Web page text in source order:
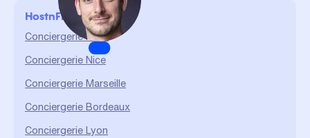
confiance et le partage sont
des valeurs qui me sont
chères et qui me permettent
d'assurer un service durable
HostnFly en ville
Conciergerie Paris
Conciergerie Nice
Conciergerie Marseille
Conciergerie Bordeaux
Conciergerie Lyon